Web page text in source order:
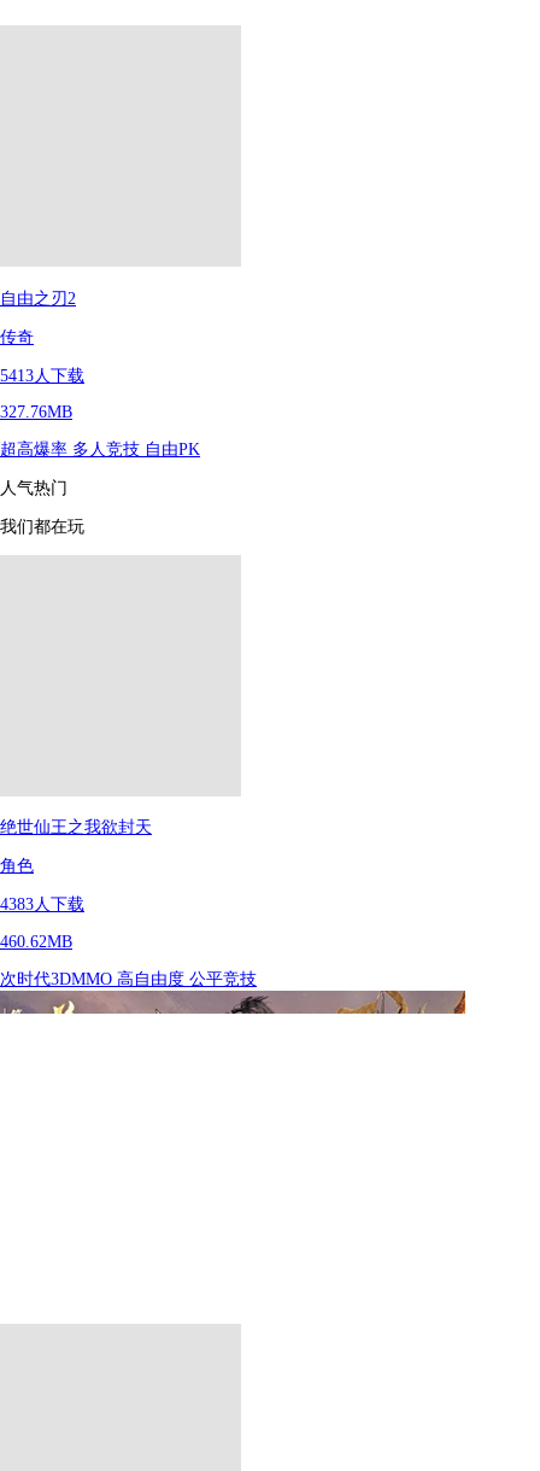
自由之刃2
传奇
5413 人下载
327.76MB
超高爆率 多人竞技 自由PK
人气热门
我们都在玩
绝世仙王之我欲封天
角色
4383人下载
460.62MB
次时代3DMMO 高自由度 公平竞技